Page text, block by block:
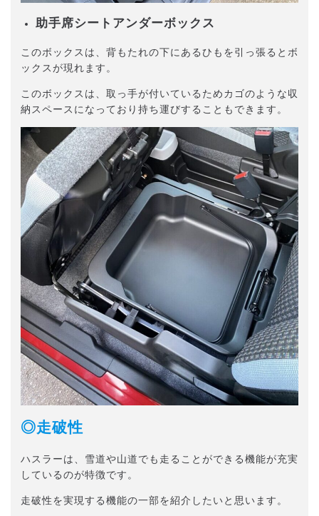
助手席シートアンダーボックス
このボックスは、背もたれの下にあるひもを引っ張るとボ
ックスが現れます。
このボックスは、取っ手が付いているためカゴのような収
納スペースになっており持ち運びすることもできます。
◎走破性
ハスラーは、雪道や山道でも走ることができる機能が充実
しているのが特徴です。
走破性を実現する機能の一部を紹介したいと思います。